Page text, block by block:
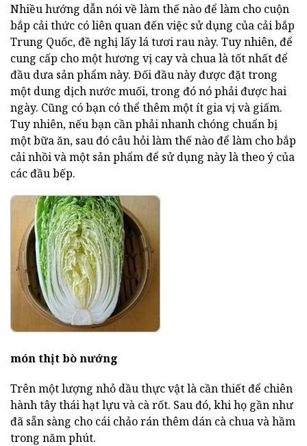
Nhiều hướng dẫn nói về làm thế nào để làm cho cuộn
bắp cải thức có liên quan đến việc sử dụng của cải bắp
Trung Quốc, đề nghị lấy lá tươi rau này. Tuy nhiên, để
cung cấp cho một hương vị cay và chua là tốt nhất để
đầu dưa sản phẩm này. Đối đầu này được đặt trong
một dung dịch nước muối, trong đó nó phải được hai
ngày. Cũng có bạn có thể thêm một ít gia vị và giấm.
Tuy nhiên, nếu bạn cần phải nhanh chóng chuẩn bị
một bữa ăn, sau đó câu hỏi làm thế nào để làm cho bắp
cải nhồi và một sản phẩm để sử dụng này là theo ý của
các đầu bếp.
món thịt bò nướng
Trên một lượng nhỏ dầu thực vật là cần thiết để chiên
hành tây thái hạt lựu và cà rốt. Sau đó, khi họ gần như
đã sẵn sàng cho cái chảo rán thêm dán cà chua và hầm
trong năm phút.